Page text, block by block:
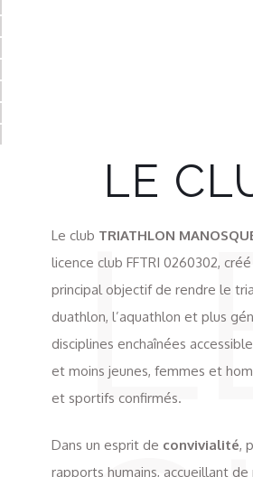
LE
Le club TRIATHLON
licence club FFTRI 0260302,
principal objectif de rendre le
duathlon, l’aquathlon et plus
disciplines enchaînées
et moins jeunes, femmes et
et sportifs confirmés.
Dans un esprit de convivialité,
rapports humains, accueillant de